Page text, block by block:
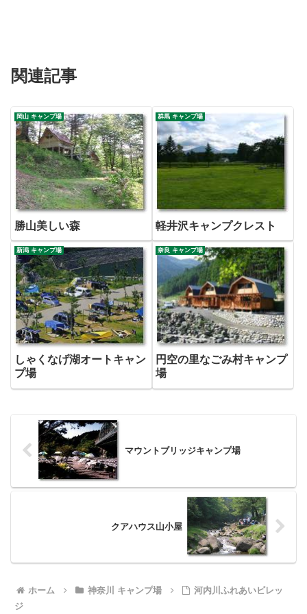
関連記事
岡山 キャンプ場
勝山美しい森
群馬 キャンプ場
軽井沢キャンプクレスト
新潟 キャンプ場
しゃくなげ湖オートキャン
プ場
奈良 キャンプ場
円空の里なごみ村キャンプ
場
マウントブリッジキャンプ場
クアハウス山小屋
ホーム 神奈川 キャンプ場
河内川ふれあいビレッ
ジ